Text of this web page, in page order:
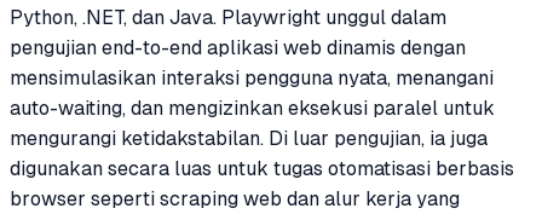
Python, .NET, dan Java. Playwright unggul dalam
pengujian end-to-end aplikasi web dinamis dengan
mensimulasikan interaksi pengguna nyata, menangani
auto-waiting, dan mengizinkan eksekusi paralel untuk
mengurangi ketidakstabilan. Di luar pengujian, ia juga
digunakan secara luas untuk tugas otomatisasi berbasis
browser seperti scraping web dan alur kerja yang